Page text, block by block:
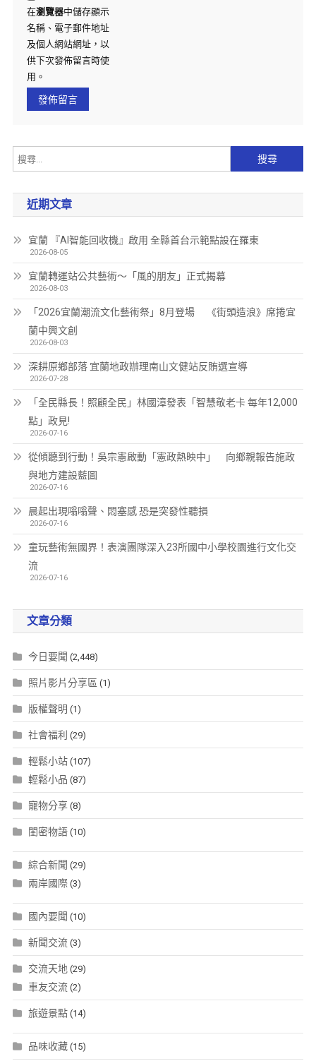
在瀏覽器中儲存顯示
名稱、電子郵件地址
及個人網站網址，以
供下次發佈留言時使
用。
近期文章
宜蘭 『AI智能回收機』啟用 全縣首台示範點設在羅東
2026-08-05
宜蘭轉運站公共藝術～「風的朋友」正式揭幕
2026-08-03
「2026宜蘭潮流文化藝術祭」8月登場 《街頭造浪》席捲宜
蘭中興文創
2026-08-03
深耕原鄉部落 宜蘭地政辦理南山文健站反賄選宣導
2026-07-28
「全民縣長！照顧全民」林國漳發表「智慧敬老卡 每年12,000
點」政見!
2026-07-16
從傾聽到行動！吳宗憲啟動「憲政熱映中」 向鄉親報告施政
與地方建設藍圖
2026-07-16
晨起出現嗡嗡聲、悶塞感 恐是突發性聽損
2026-07-16
童玩藝術無國界！表演團隊深入23所國中小學校園進行文化交
流
2026-07-16
文章分類
今日要聞 (2,448)
照片影片分享區 (1)
版權聲明 (1)
社會福利 (29)
輕鬆小站(107)
輕鬆小品 (87)
寵物分享(8)
閨密物語(10)
綜合新聞 (29)
兩岸國際(3)
國內要聞 (10)
新聞交流(3)
交流天地(29)
車友交流(2)
旅遊景點(14)
品味收藏(15)